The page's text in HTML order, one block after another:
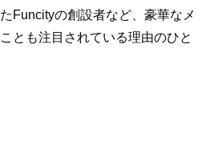
Funcityの創設者など、豪華なメ
とも注目されている理由のひと